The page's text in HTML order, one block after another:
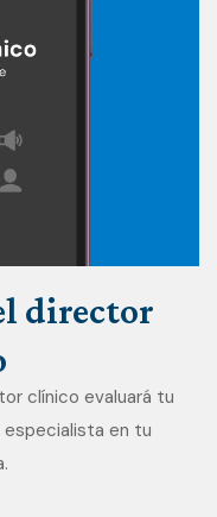
director
clínico evaluará tu
en tu